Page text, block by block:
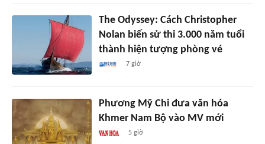
The Odyssey: Cách Christopher
Nolan biến sử thi 3.000 năm tuổi
thành hiện tượng phòng vé
7 giờ
Phương Mỹ Chi đưa văn hóa
Khmer Nam Bộ vào MV mới
5 giờ